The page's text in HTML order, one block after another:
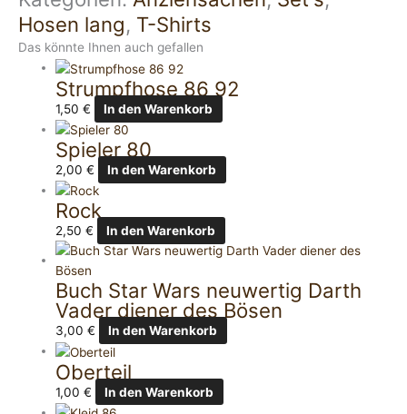
Hosen lang, T-Shirts
Das könnte Ihnen auch gefallen
Strumpfhose 86 92
1,50€ In den Warenkorb
Spieler 80
2,00€ In den Warenkorb
Rock
2,50€ In den Warenkorb
Buch Star Wars neuwertig Darth
Vader diener des Bösen
3,00€ In den Warenkorb
Oberteil
1,00€ In den Warenkorb